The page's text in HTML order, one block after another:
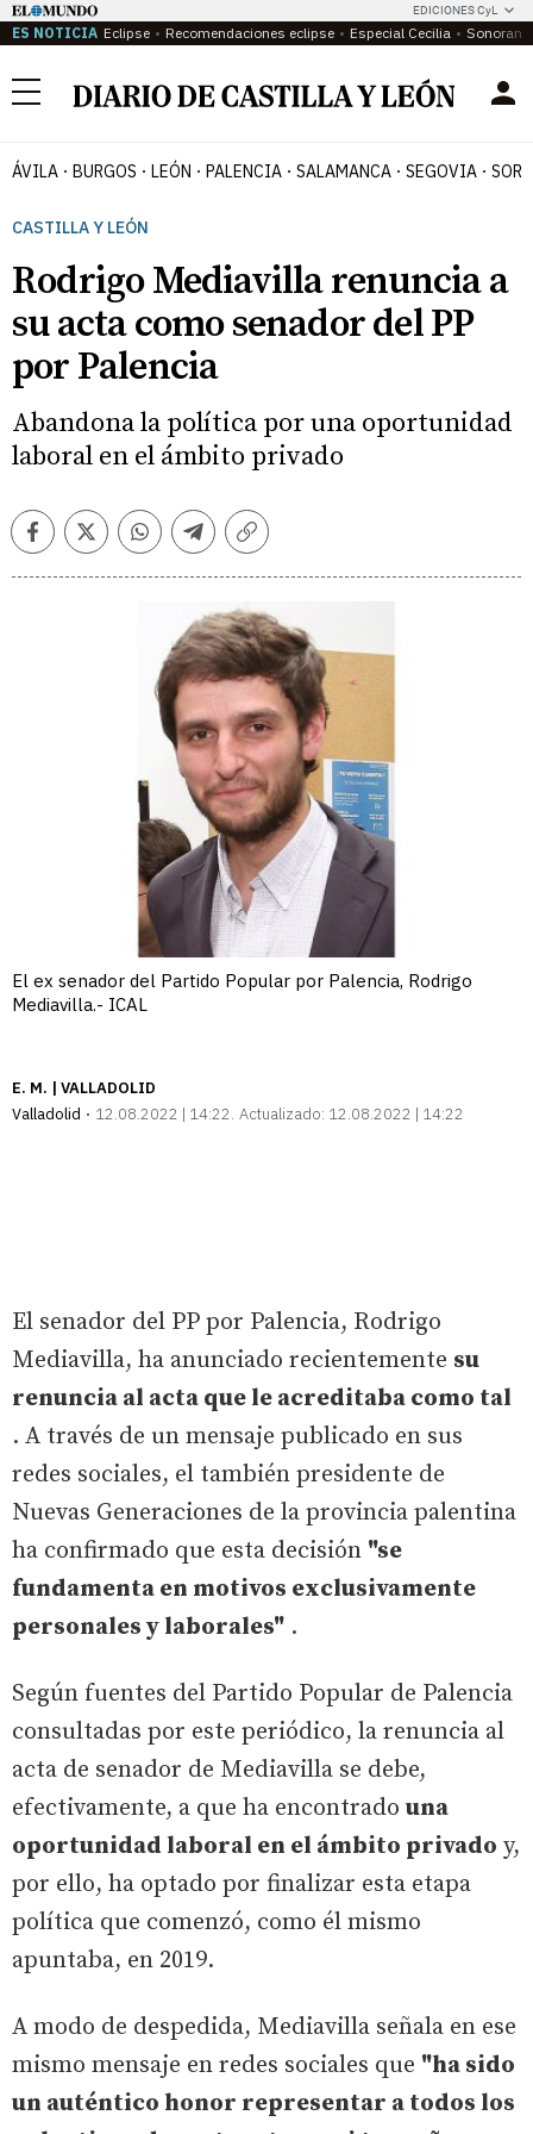
EDICIONES CyL
ES NOTICIA Eclipse Recomendaciones eclipse Especial Cecilia
Menú
ÁVILA BURGOS LEÓN PALENCIA SALAMANCA SEGOVIA
CASTILLA Y LEÓN
Rodrigo Mediavilla renuncia a
su acta como senador del PP
por Palencia
Abandona la política por una oportunidad
laboral en el ámbito privado
FacebookTwitterWhatsappTelegramCopiar
El ex senador del Partido Popular por Palencia, Rodrigo
Mediavilla.- ICAL
E. M. | VALLADOLID
Valladolid
12.08.2022 | 14:22 Actualizado: 12.08.2022 | 14:22
El senador del PP por Palencia, Rodrigo
Mediavilla, ha anunciado recientemente su
renuncia al acta que le acreditaba como tal
. A través de un mensaje publicado en sus
redes sociales, el también presidente de
Nuevas Generaciones de la provincia palentina
ha confirmado que esta decisión "se
fundamenta en motivos exclusivamente
personales y laborales" .
Según fuentes del Partido Popular de Palencia
consultadas por este periódico, la renuncia al
acta de senador de Mediavilla se debe,
efectivamente, a que ha encontrado una
oportunidad laboral en el ámbito privado y,
por ello, ha optado por finalizar esta etapa
política que comenzó, como él mismo
apuntaba, en 2019.
A modo de despedida, Mediavilla señala en ese
mismo mensaje en redes sociales que "ha sido
un auténtico honor representar a todos los